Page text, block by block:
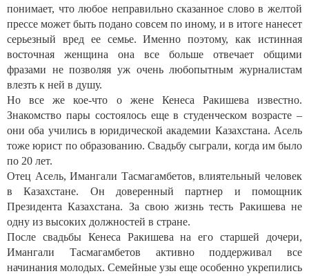
понимает, что любое неправильно сказанное слово в желтой
прессе может быть подано совсем по иному, и в итоге нанесет
серьезный вред ее семье. Именно поэтому, как истинная
восточная женщина она все больше отвечает общими
фразами не позволяя уж очень любопытным журналистам
влезть к ней в душу.
Но все же кое-что о жене Кенеса Ракишева известно.
Знакомство пары состоялось еще в студенческом возрасте –
они оба учились в юридической академии Казахстана. Асель
тоже юрист по образованию. Свадьбу сыграли, когда им было
по 20 лет.
Отец Асель, Имангали Тасмагамбетов, влиятельный человек
в Казахстане. Он доверенный партнер и помощник
Президента Казахстана. За свою жизнь тесть Ракишева не
одну из высоких должностей в стране.
После свадьбы Кенеса Ракишева на его старшей дочери,
Имангали Тасмагамбетов активно поддерживал все
начинания молодых. Семейные узы еще особенно укрепились